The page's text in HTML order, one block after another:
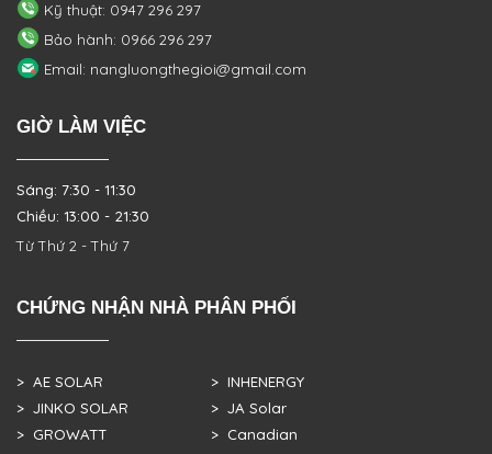
Kỹ thuật: 0947 296 297
Bảo hành: 0966 296 297
Email: nangluongthegioi@gmail.com
GIỜ LÀM VIỆC
Sáng: 7:30 - 11:30
Chiều: 13:00 - 21:30
Từ Thứ 2 - Thứ 7
CHỨNG NHẬN NHÀ PHÂN PHỐI
> AE SOLAR
> JINKO SOLAR
> GROWATT
> INHENERGY
> JA Solar
> Canadian